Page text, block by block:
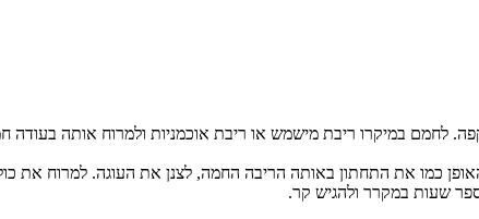
לחמם במיקרו ריבת מישמש או ריבת אוכמניות ולמרוח אותה בעודה
כמו את התחתון באותה הריבה החמה, לצנן את העוגה. למרוח את
שעות במקרר ולהגיש קר.